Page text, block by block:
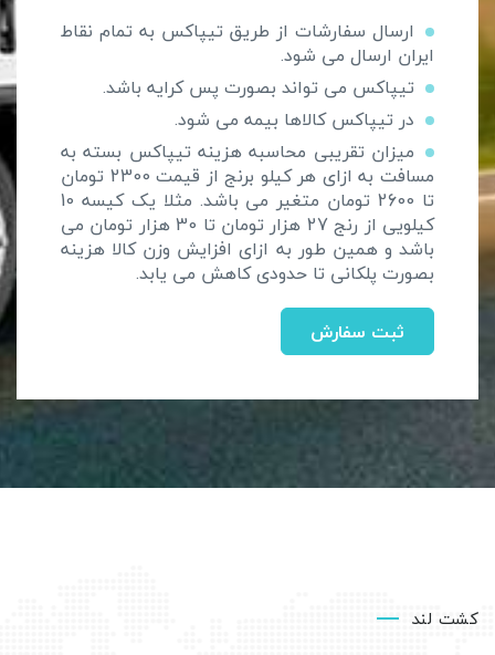
ارسال سفارشات از طریق تیپاکس به تمام نقاط
ایران ارسال می شود.
تیپاکس می تواند بصورت پس کرایه باشد.
در تیپاکس کالاها بیمه می شود.
میزان تقریبی محاسبه هزینه تیپاکس بسته به
مسافت به ازای هر کیلو برنج از قیمت 2300 تومان
تا 2600 تومان متغیر می باشد. مثلا یک کیسه 10
کیلویی از رنج 27 هزار تومان تا 30 هزار تومان می
باشد و همین طور به ازای افزایش وزن کالا هزینه
بصورت پلکانی تا حدودی کاهش می یابد.
ثبت سفارش
کشت لند